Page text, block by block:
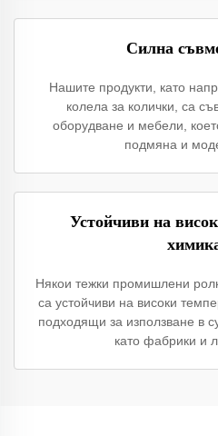
Силна
Нашите продукти, като
колела за колички, са
оборудване и мебели,
подмяна и
Устойчиви на
Някои тежки промишлени
са устойчиви на високи
подходящи за използване в
като фабрики и